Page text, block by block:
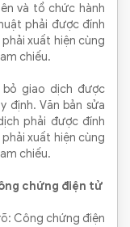
và tổ chức hành
phải được đính
xuất hiện cùng
chiếu.
bỏ giao dịch được
định. Văn bản sửa
phải được đính
xuất hiện cùng
chiếu.
chứng điện tử
Công chứng điện